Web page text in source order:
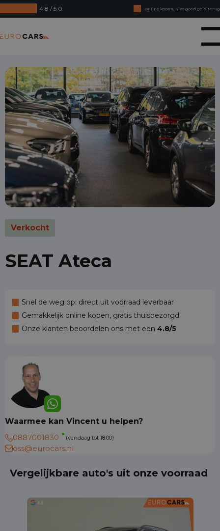
4.8 / 5.0
Online kopen, niet goed geld terug
Financial lease - Soepele acceptatie
Verkocht
SEAT Ateca
Snel de weg op: direct uit voorraad leverbaar
Gemakkelijk online kopen, gratis thuisbezorgd
Onze klanten beoordelen ons met een 4.8/5
Waarmee kan Vincent u helpen?
0887001830
(vandaag tot 18:00)
oss@eurocars.nl
Vergelijkbare auto's uit onze voorraad